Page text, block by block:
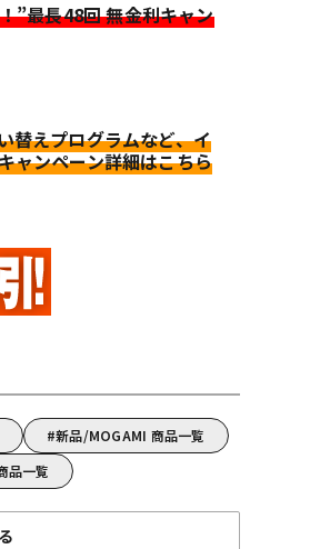
”最長48回 無金利キャン
替えプログラムなど、イ
ャンペーン詳細はこちら
新品/MOGAMI 商品一覧
品一覧